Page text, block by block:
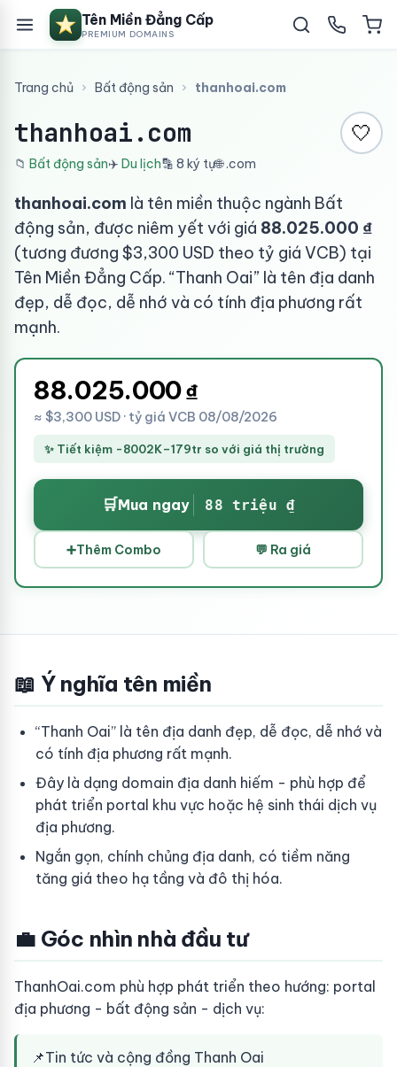
Tên Miền Đẳng Cấp
PREMIUM DOMAINS
Trang chủ › Bất động sản › thanhoai.com
thanhoai.com 🤍
📁 Bất động sản✈️ Du lịch🔡 8 ký tự🌐 .com
thanhoai.com là tên miền thuộc ngành Bất
động sản, được niêm yết với giá 88.025.000 ₫
(tương đương $3,300 USD theo tỷ giá VCB) tại
Tên Miền Đẳng Cấp. “Thanh Oai” là tên địa danh
đẹp, dễ đọc, dễ nhớ và có tính địa phương rất
mạnh.
88.025.000₫
≈ $3,300 USD · tỷ giá VCB 08/08/2026
✨ Tiết kiệm -8002K–179tr so với giá thị trường
🛒Mua ngay 88 triệu ₫
➕Thêm Combo 💬 Ra giá
📖 Ý nghĩa tên miền
“Thanh Oai” là tên địa danh đẹp, dễ đọc, dễ nhớ và
có tính địa phương rất mạnh.
Đây là dạng domain địa danh hiếm - phù hợp để
phát triển portal khu vực hoặc hệ sinh thái dịch vụ
địa phương.
Ngắn gọn, chính chủng địa danh, có tiềm năng
tăng giá theo hạ tầng và đô thị hóa.
💼 Góc nhìn nhà đầu tư
ThanhOai.com phù hợp phát triển theo hướng: portal
địa phương - bất động sản - dịch vụ:
📌Tin tức và cộng đồng Thanh Oai